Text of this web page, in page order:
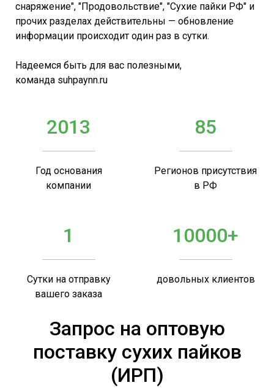
снаряжение", "Продовольствие", "Сухие пайки РФ" и
прочих разделах действительны — обновление
информации происходит один раз в сутки.
Надеемся быть для вас полезными,
команда suhpaynn.ru
2013
Год основания
компании
85
Регионов присутствия
в РФ
1
Сутки на отправку
вашего заказа
10000+
довольных клиентов
Запрос на оптовую
поставку сухих пайков
(ИРП)